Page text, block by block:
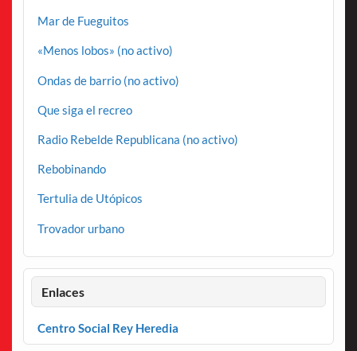
Mar de Fueguitos
«Menos lobos» (no activo)
Ondas de barrio (no activo)
Que siga el recreo
Radio Rebelde Republicana (no activo)
Rebobinando
Tertulia de Utópicos
Trovador urbano
Enlaces
Centro Social Rey Heredia